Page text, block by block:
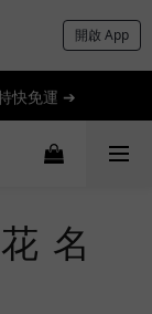
開啟 App
快免運 ➔
快免運 ➔
！➔
名